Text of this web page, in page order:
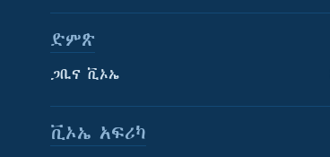
ድምጽ
ጋቢና ቪኦኤ
ቪኦኤ አፍሪካ